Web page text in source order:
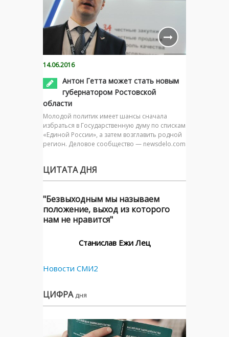
14.06.2016
Антон Гетта может стать новым
губернатором Ростовской
области
Молодой политик имеет шансы сначала
избраться в Государственную думу по спискам
«Единой России», а затем возглавить родной
регион. Деловое сообщество — newsdelo.com
ЦИТАТА ДНЯ
"Безвыходным мы называем
положение, выход из которого
нам не нравится"
Станислав Ежи Лец
Новости СМИ2
ЦИФРА дня